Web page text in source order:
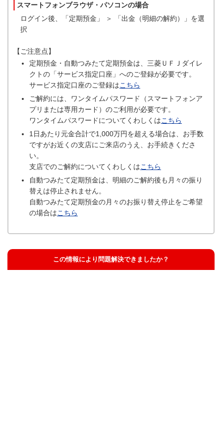
スマートフォンブラウザ・パソコンの場合
ログイン後、「定期預金」 ＞ 「出金（明細の解約）」を選
択
【ご注意点】
定期預金・自動つみたて定期預金は、三菱ＵＦＪダイレ
クトの「サービス指定口座」へのご登録が必要です。
サービス指定口座のご登録はこちら
ご解約には、ワンタイムパスワード（スマートフォンア
プリまたは専用カード）のご利用が必要です。
ワンタイムパスワードについてくわしくはこちら
1日あたり元金合計で1,000万円を超える場合は、お手数
ですがお近くの支店にご来店のうえ、お手続きくださ
い。
支店でのご解約についてくわしくはこちら
自動つみたて定期預金は、明細のご解約後も月々の振り
替えは停止されません。
自動つみたて定期預金の月々のお振り替え停止をご希望
の場合はこちら
この情報により問題解決できましたか？